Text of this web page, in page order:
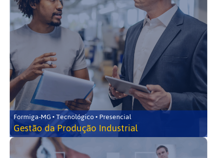
Formiga-MG • Tecnológico • Presencial
Gestão da Produção Industrial